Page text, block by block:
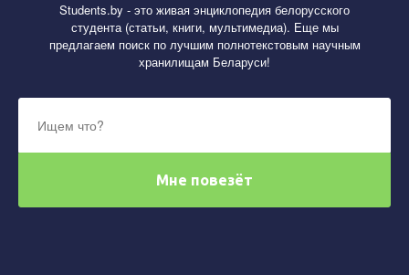
Students.by - это живая энциклопедия белорусского
студента (статьи, книги, мультимедиа). Еще мы
предлагаем поиск по лучшим полнотекстовым научным
хранилищам Беларуси!